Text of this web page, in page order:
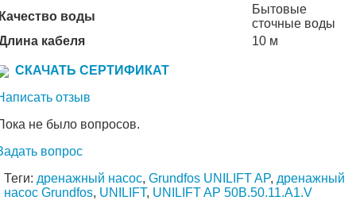
воды
Бытовые
сточные воды
кабеля
10 м
СКАЧАТЬ СЕРТИФИКАТ
отзыв
не было вопросов.
вопрос
Теги: дренажный насос, Grundfos UNILIFT AP, дренажный
насос Grundfos, UNILIFT, UNILIFT AP 50B.50.11.A1.V